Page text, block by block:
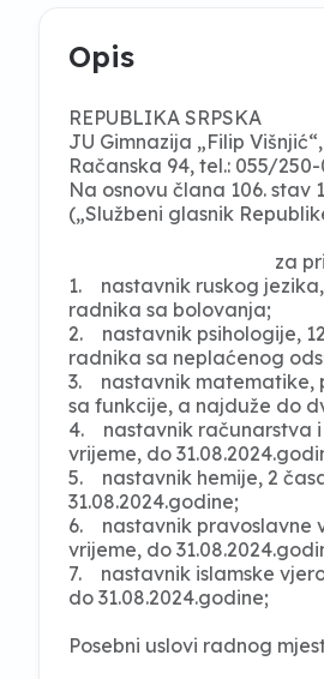
Opis
REPUBLIKA SRPSKA
JU Gimnazija „Filip
Račanska 94, tel.: 055/
Na osnovu člana 106. stav
(„Službeni glasnik
K O N K
za prijem
1. nastavnik ruskog
radnika sa bolovanja;
2. nastavnik psihologije,
radnika sa neplaćenog
3. nastavnik matematike,
sa funkcije, a najduže do
4. nastavnik računarstva i
vrijeme, do
5. nastavnik hemije, 2
31.08.2024.godine;
6. nastavnik pravoslavne
vrijeme, do
7. nastavnik islamske
do 31.08.2024.godine;
Posebni uslovi radnog